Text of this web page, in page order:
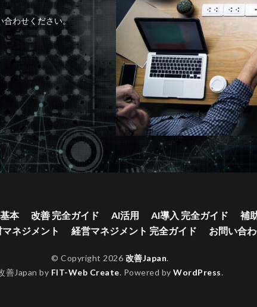
合わせください。
本 改善 完全ガイド AI活用 AI導入 完全ガイド 補
ネジメント
経営マネジメント 完全ガイド お問い合
© Copyright 2026 改善Japan.
善Japan by FIT-Web Create. Powered by WordPress.